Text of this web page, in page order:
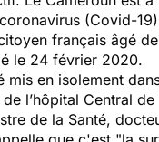
(Covid-
français âgé
le 24 février 2020.
mis en isolement
l’hôpital Central de
de la Santé,